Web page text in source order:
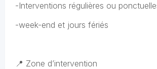
-Interventions régulières ou
-week-end et jours fériés
📍 Zone d’intervention